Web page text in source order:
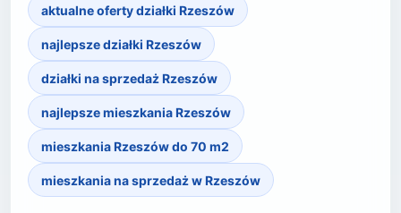
aktualne oferty działki Rzeszów
najlepsze działki Rzeszów
działki na sprzedaż Rzeszów
najlepsze mieszkania Rzeszów
mieszkania Rzeszów do 70 m2
mieszkania na sprzedaż w Rzeszów